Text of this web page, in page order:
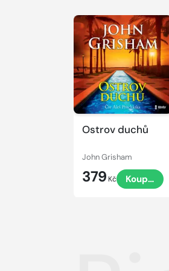
Ostrov duchů
John Grisham
379 Kč Koupit
Přehrát
ukázku